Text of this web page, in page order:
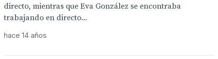
directo, mientras que Eva González se encontraba
trabajando en directo...
hace 14 años